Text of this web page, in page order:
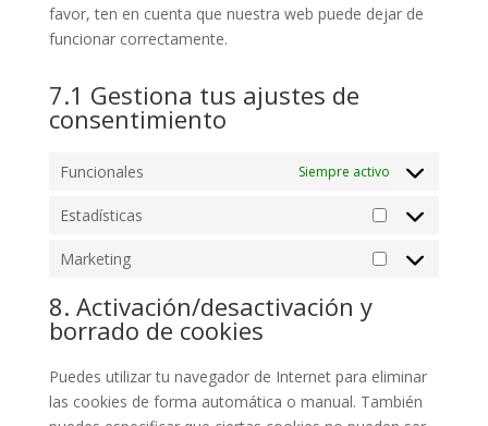
favor, ten en cuenta que nuestra web puede dejar de
funcionar correctamente.
7.1 Gestiona tus ajustes de
consentimiento
Funcionales Siempre activo
Estadísticas
Estadísticas
Marketing
Marketing
8. Activación/desactivación y
borrado de cookies
Puedes utilizar tu navegador de Internet para eliminar
las cookies de forma automática o manual. También